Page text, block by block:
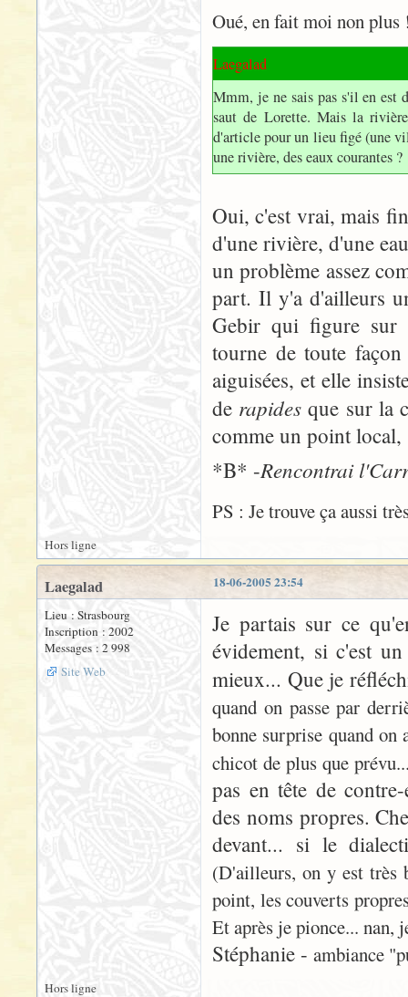
Oué, en fait moi non
Laegalad
Mmm, je ne sais pas s'il en est
saut de Lorette. Mais la
d'article pour un lieu figé (une
une rivière, des eaux courantes ?
Oui, c'est vrai, mais
d'une rivière, d'une
un problème assez
part. Il y'a d'ailleurs
Gebir qui figure sur
tourne de toute
aiguisées, et elle
de rapides que sur la
comme un point local,
*B* -Rencontrai
PS : Je trouve ça aussi
Hors ligne
18-06-2005 23:54
Laegalad
Lieu : Strasbourg
Inscription : 2002
Messages : 2 998
Site Web
Je partais sur ce
évidement, si c'est
mieux... Que je
quand on passe par
bonne surprise quand
chicot de plus que
pas en tête de
des noms propres.
devant... si le
(D'ailleurs, on y est très
point, les couverts
Et après je pionce... nan,
Stéphanie - ambiance
Hors ligne